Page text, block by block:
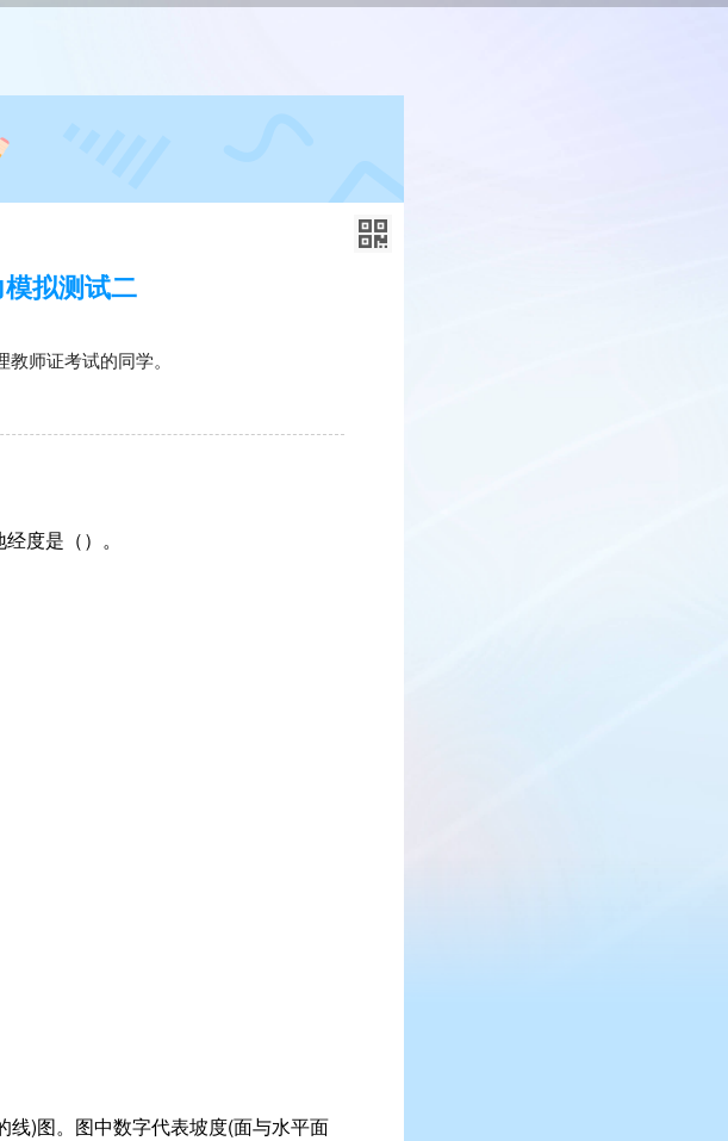
拟测试二
师证考试的同学。
度是（）。
)图。图中数字代表坡度(面与水平面